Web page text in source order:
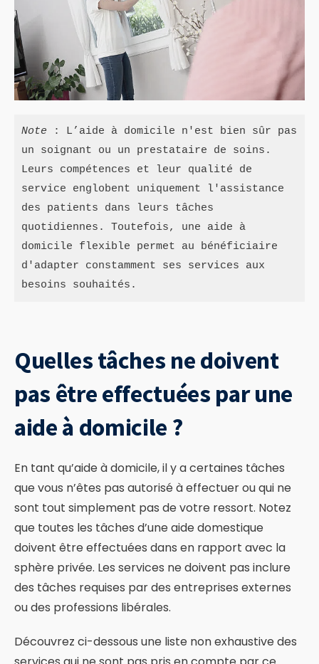
Note : L’aide à domicile n'est bien sûr pas
un soignant ou un prestataire de soins.
Leurs compétences et leur qualité de
service englobent uniquement l'assistance
des patients dans leurs tâches
quotidiennes. Toutefois, une aide à
domicile flexible permet au bénéficiaire
d'adapter constamment ses services aux
besoins souhaités.
Quelles tâches ne doivent
pas être effectuées par une
aide à domicile ?
En tant qu’aide à domicile, il y a certaines tâches
que vous n’êtes pas autorisé à effectuer ou qui ne
sont tout simplement pas de votre ressort. Notez
que toutes les tâches d’une aide domestique
doivent être effectuées dans en rapport avec la
sphère privée. Les services ne doivent pas inclure
des tâches requises par des entreprises externes
ou des professions libérales.
Découvrez ci-dessous une liste non exhaustive des